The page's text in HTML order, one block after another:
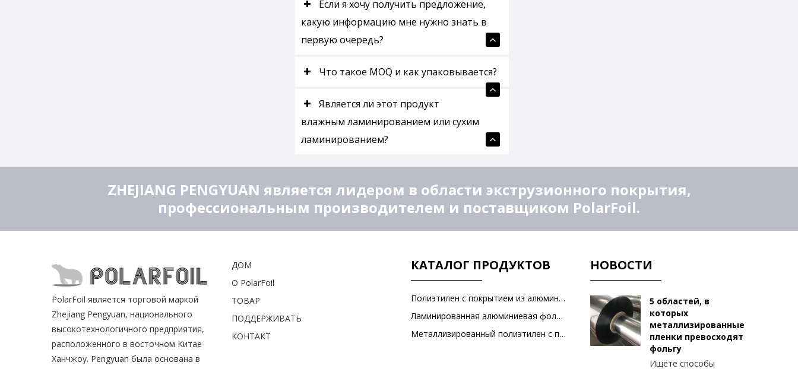
Если я хочу получить предложение,
какую информацию мне нужно знать в
первую очередь?
Что такое MOQ и как упаковывается?
Является ли этот продукт
влажным ламинированием или сухим
ламинированием?
ZHEJIANG PENGYUAN является лидером в области экструзионного покрытия,
профессиональным производителем и поставщиком PolarFoil.
PolarFoil является торговой маркой
Zhejiang Pengyuan, национального
высокотехнологичного предприятия,
расположенного в восточном Китае-
Ханчжоу. Pengyuan была основана в
ДОМ
О PolarFoil
ТОВАР
ПОДДЕРЖИВАТЬ
КОНТАКТ
КАТАЛОГ ПРОДУКТОВ
Полиэтилен с покрытием из алюминиевой фольги
Ламинированная алюминиевая фольга
Металлизированный полиэтилен с покрытием из ПЭТ-пленки
НОВОСТИ
5 областей, в
которых
металлизированные
пленки превосходят
фольгу
Ищете способы